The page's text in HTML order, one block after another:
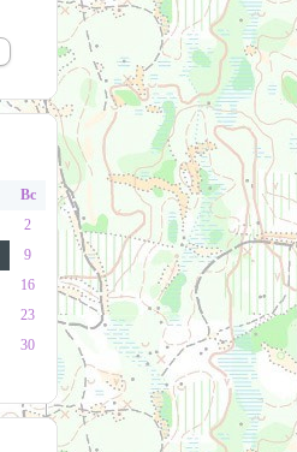
Вс
2
9
16
23
30